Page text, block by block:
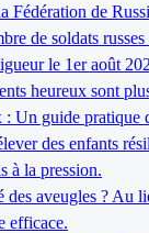
Fédération de
de soldats
le 1er août
heureux sont
: Un guide pratique
des enfants
à la pression.
des aveugles ? Au
efficace.